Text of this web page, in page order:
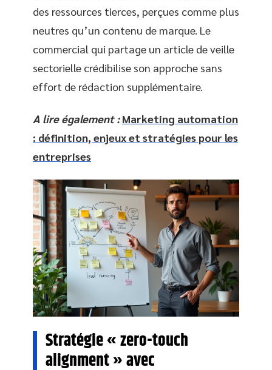
des ressources tierces, perçues comme plus
neutres qu’un contenu de marque. Le
commercial qui partage un article de veille
sectorielle crédibilise son approche sans
effort de rédaction supplémentaire.
A lire également : Marketing automation
: définition, enjeux et stratégies pour les
entreprises
Stratégie « zero-touch
alignment » avec